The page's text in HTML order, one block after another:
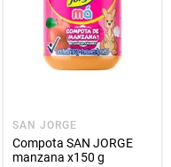
SAN JORGE
Compota SAN JORGE
manzana x150 g